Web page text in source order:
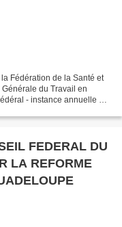
Fédération de la Santé et
du Travail en
- instance annuelle et
LA REFORME